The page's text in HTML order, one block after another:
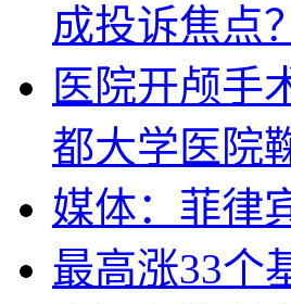
成投诉焦点？
医院开颅手
都大学医院
媒体：菲律
最高涨33个